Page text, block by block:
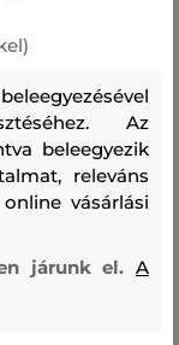
0
Az
beleegyezik
releváns
vásárlási
járunk el.A